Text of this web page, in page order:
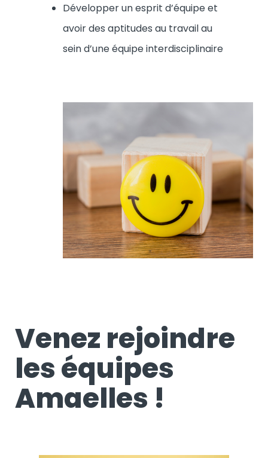
Développer un esprit d’équipe et
avoir des aptitudes au travail au
sein d’une équipe interdisciplinaire
Venez rejoindre
les équipes
Amaelles !